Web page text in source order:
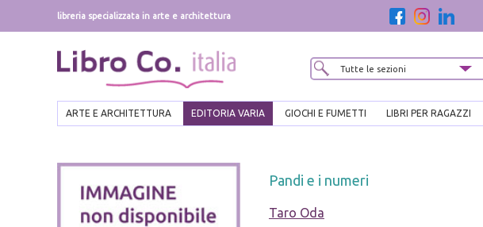
libreria specializzata in arte e architettura
ARTE E ARCHITETTURA EDITORIA VARIA GIOCHI E FUMETTI LIBRI PER RAGAZZI
Pandi e i numeri
Taro Oda